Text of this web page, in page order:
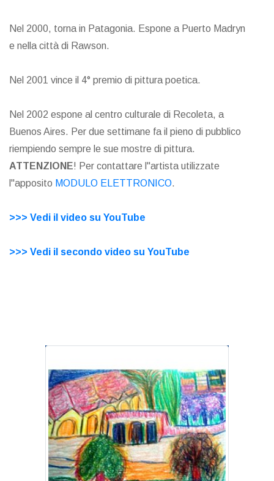
Nel 2000, torna in Patagonia. Espone a Puerto Madryn
e nella città di Rawson.
Nel 2001 vince il 4° premio di pittura poetica.
Nel 2002 espone al centro culturale di Recoleta, a
Buenos Aires. Per due settimane fa il pieno di pubblico
riempiendo sempre le sue mostre di pittura.
ATTENZIONE! Per contattare l"artista utilizzate
l"apposito MODULO ELETTRONICO.
>>> Vedi il video su YouTube
>>> Vedi il secondo video su YouTube